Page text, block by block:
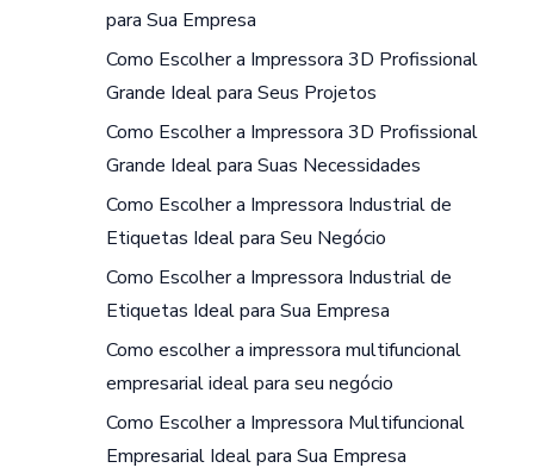
para Sua Empresa
Como Escolher a Impressora 3D Profissional
Grande Ideal para Seus Projetos
Como Escolher a Impressora 3D Profissional
Grande Ideal para Suas Necessidades
Como Escolher a Impressora Industrial de
Etiquetas Ideal para Seu Negócio
Como Escolher a Impressora Industrial de
Etiquetas Ideal para Sua Empresa
Como escolher a impressora multifuncional
empresarial ideal para seu negócio
Como Escolher a Impressora Multifuncional
Empresarial Ideal para Sua Empresa